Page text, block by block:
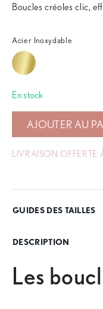
Boucles créoles clic,
Acier Inoxydable
En stock
AJOUTER AU
LIVRAISON OFFERTE
GUIDES DES TAILLES
DESCRIPTION
Les